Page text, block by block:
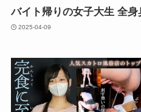
バイト帰りの女子大生 全
2025-04-09